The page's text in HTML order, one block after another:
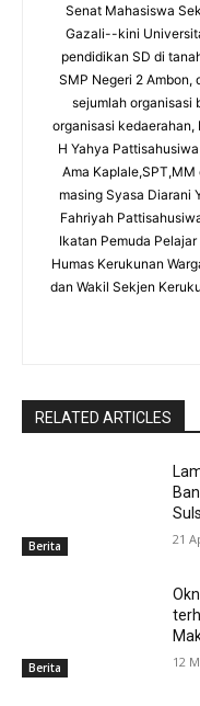
Senat Mahasiswa
Gazali--kini
pendidikan SD di
SMP Negeri 2 Ambon,
sejumlah organisasi
organisasi kedaerahan,
H Yahya
Ama
masing Syasa Diarani
Fahriyah
Ikatan Pemuda Pelajar
Humas Kerukunan
dan Wakil Sekjen
RELATED ARTICLES
Berita 21
Berita 12